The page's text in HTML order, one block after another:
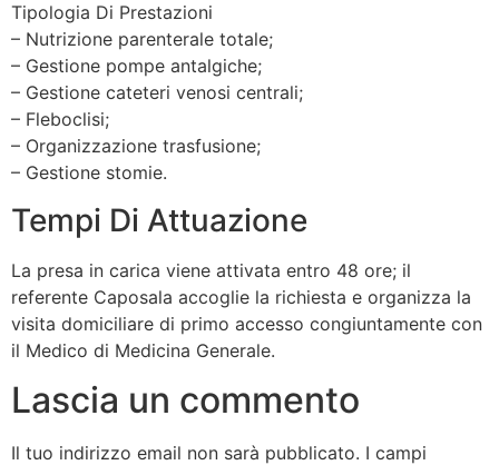
Tipologia Di Prestazioni
– Nutrizione parenterale totale;
– Gestione pompe antalgiche;
– Gestione cateteri venosi centrali;
– Fleboclisi;
– Organizzazione trasfusione;
– Gestione stomie.
Tempi Di Attuazione
La presa in carica viene attivata entro 48 ore; il
referente Caposala accoglie la richiesta e organizza la
visita domiciliare di primo accesso congiuntamente con
il Medico di Medicina Generale.
Lascia un commento
Il tuo indirizzo email non sarà pubblicato. I campi